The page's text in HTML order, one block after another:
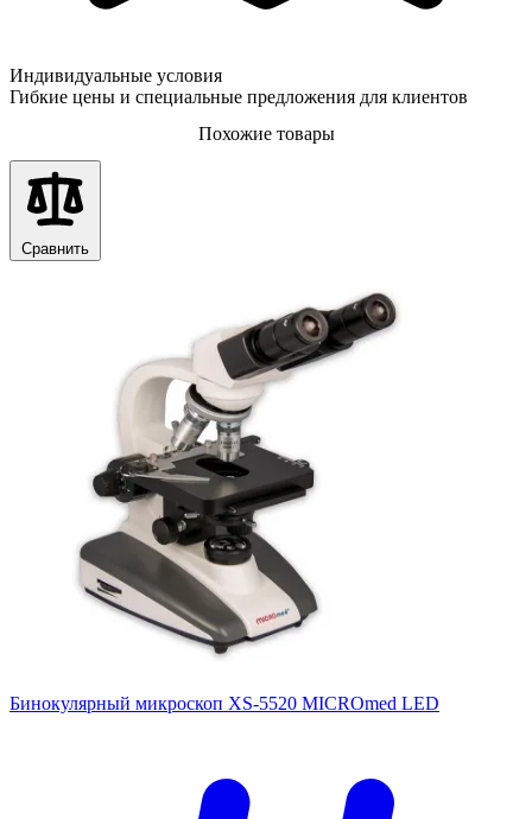
Индивидуальные условия
Гибкие цены и специальные предложения для клиентов
Похожие товары
Сравнить
Бинокулярный микроскоп XS-5520 MICROmed LED